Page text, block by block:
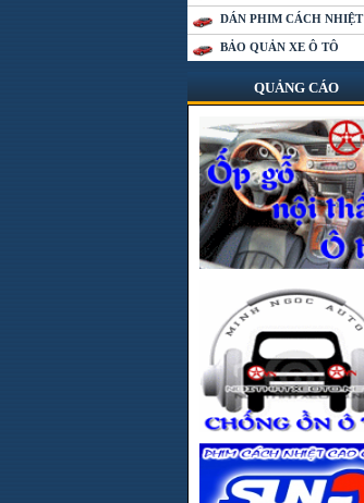
DÁN PHIM CÁCH NHIỆT
BẢO QUẢN XE Ô TÔ
QUẢNG CÁO